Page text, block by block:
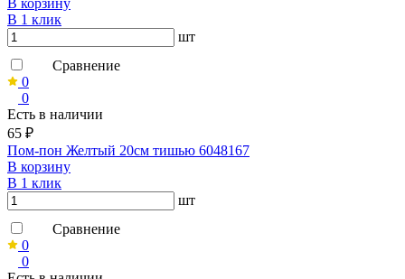
В 1 клик
шт
Сравнение
0
0
Есть в наличии
65 ₽
Пом-пон Желтый 20см тишью 6048167
В корзину
В 1 клик
шт
Сравнение
0
0